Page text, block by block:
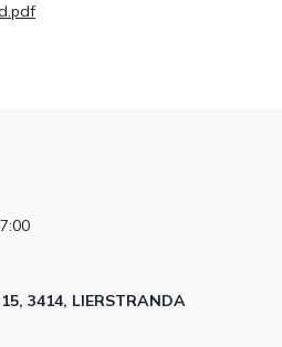
3414, LIERSTRANDA